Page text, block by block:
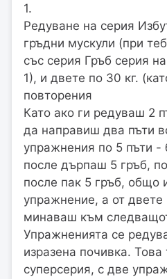
1.
Редуване на серия
гръдни мускули (при
със серия Гръб серия
1), и двете по 30 кг.
повторения
Като ако ги редуваш 2
да направиш два пъти
упражнения по 5 пъти -
после дърпаш 5 гръб,
после пак 5 гръб, общо
упражнение, а от двете
минаваш към
Упражненията се
изразена почивка. Това
суперсерия, с две